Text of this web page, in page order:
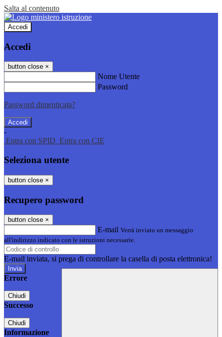
Salta al contenuto
Accedi
Accedi
button close ×
Nome Utente
Password
Password dimenticata?
-
Entra con SPID Entra con CIE
Seleziona utente
button close ×
Recupero password
button close ×
E-mail Verrà inviato un messaggio
all'indirizzo indicato con le istruzioni necessarie.
E-mail inviata, si prega di controllare la casella di posta elettronica!
Errore
Chiudi
Successo
Chiudi
Informazione